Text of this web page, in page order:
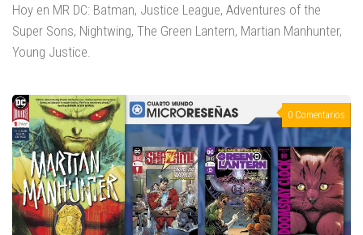
Hoy en MR DC: Batman, Justice League, Adventures of the
Super Sons, Nightwing, The Green Lantern, Martian Manhunter,
Young Justice.
0 Comentarios